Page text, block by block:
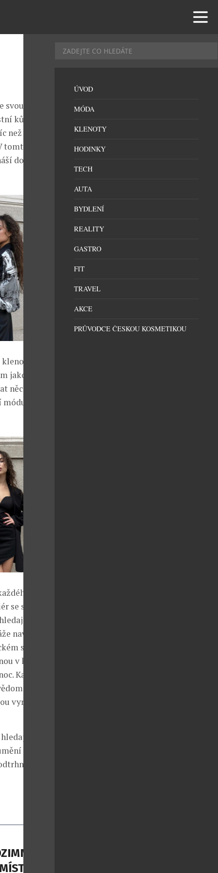
svou
kůži,
než jen jako
duchu
do své
nebo
jako
něco
může
se stává
osobní
navíc
stylu.
v klasické
Každý
vyrobeny z
ÚVOD
MÓDA
KLENOTY
HODINKY
TECH
AUTA
BYDLENÍ
REALITY
GASTRO
FIT
TRAVEL
AKCE
PRŮVODCE ČESKOU KOSMETIKOU